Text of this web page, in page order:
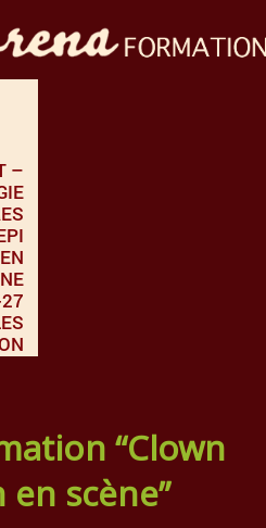
–
“Clown
en scène”